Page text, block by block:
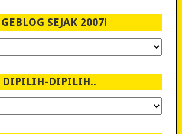
SEJAK 2007!
DIPILIH-DIPILIH..